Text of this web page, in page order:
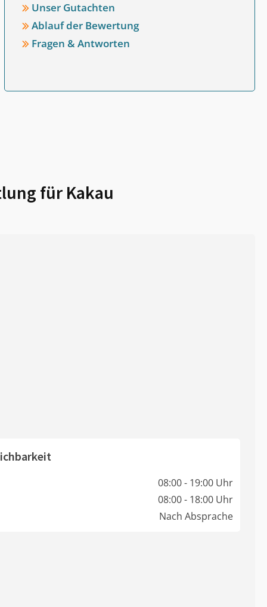
Unser Gutachten
Ablauf der Bewertung
Fragen & Antworten
für Kakau
08:00 - 19:00 Uhr
08:00 - 18:00 Uhr
Nach Absprache